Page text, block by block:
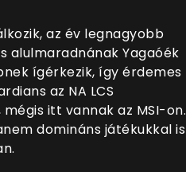
az év legnagyobb
alulmaradnának Yagaóék
ígérkezik, így érdemes
az NA LCS
itt vannak az MSI-on.
domináns játékukkal is